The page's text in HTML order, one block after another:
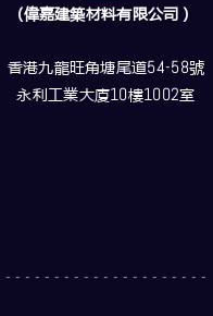
(偉嘉建築材料有限公司）
香港九龍旺角塘尾道54-58號
永利工業大廈10樓1002室
- - - - - - - - - - - - - - - - - - - - -